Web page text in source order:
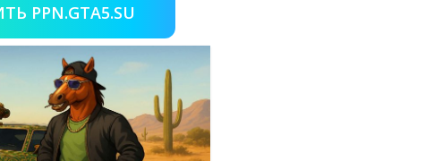
PPN.GTA5.SU